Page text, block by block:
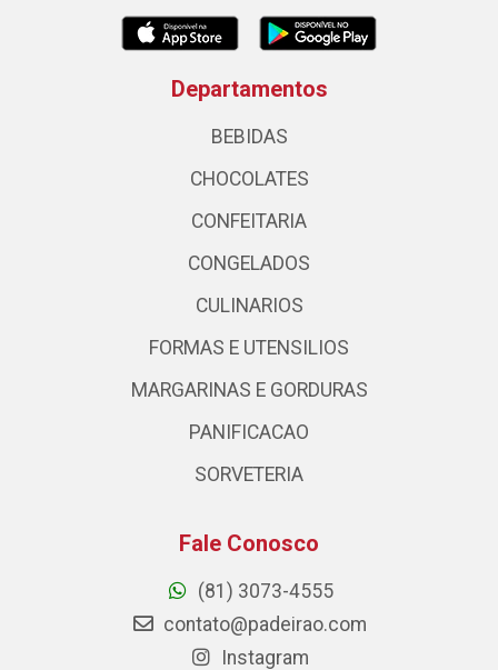
Departamentos
BEBIDAS
CHOCOLATES
CONFEITARIA
CONGELADOS
CULINARIOS
FORMAS E UTENSILIOS
MARGARINAS E GORDURAS
PANIFICACAO
SORVETERIA
Fale Conosco
(81) 3073-4555
contato@padeirao.com
Instagram